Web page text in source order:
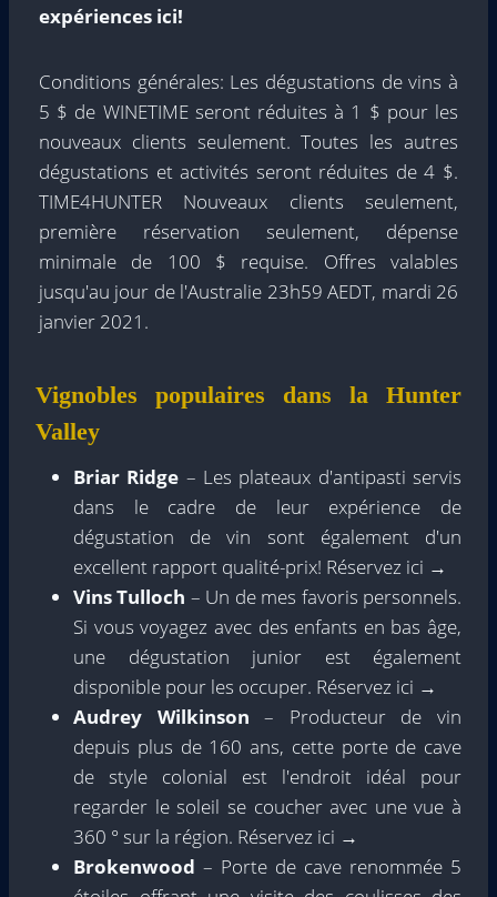
expériences ici!
Conditions générales: Les dégustations de vins à
5 $ de WINETIME seront réduites à 1 $ pour les
nouveaux clients seulement. Toutes les autres
dégustations et activités seront réduites de 4 $.
TIME4HUNTER Nouveaux clients seulement,
première réservation seulement, dépense
minimale de 100 $ requise. Offres valables
jusqu'au jour de l'Australie 23h59 AEDT, mardi 26
janvier 2021.
Vignobles populaires dans la Hunter
Valley
Briar Ridge – Les plateaux d'antipasti servis
dans le cadre de leur expérience de
dégustation de vin sont également d'un
excellent rapport qualité-prix! Réservez ici →
Vins Tulloch – Un de mes favoris personnels.
Si vous voyagez avec des enfants en bas âge,
une dégustation junior est également
disponible pour les occuper. Réservez ici →
Audrey Wilkinson – Producteur de vin
depuis plus de 160 ans, cette porte de cave
de style colonial est l'endroit idéal pour
regarder le soleil se coucher avec une vue à
360 ° sur la région. Réservez ici →
Brokenwood – Porte de cave renommée 5